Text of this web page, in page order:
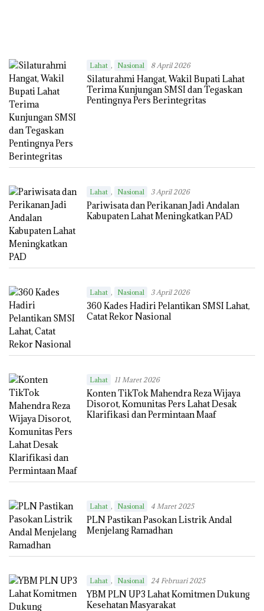
Lahat , Nasional 8 April 2026
Silaturahmi Hangat, Wakil Bupati Lahat
Terima Kunjungan SMSI dan Tegaskan
Pentingnya Pers Berintegritas
Lahat , Nasional 3 April 2026
Pariwisata dan Perikanan Jadi Andalan
Kabupaten Lahat Meningkatkan PAD
Lahat , Nasional 3 April 2026
360 Kades Hadiri Pelantikan SMSI Lahat,
Catat Rekor Nasional
Lahat 11 Maret 2026
Konten TikTok Mahendra Reza Wijaya
Disorot, Komunitas Pers Lahat Desak
Klarifikasi dan Permintaan Maaf
Lahat , Nasional 4 Maret 2025
PLN Pastikan Pasokan Listrik Andal
Menjelang Ramadhan
Lahat , Nasional 24 Februari 2025
YBM PLN UP3 Lahat Komitmen Dukung
Kesehatan Masyarakat